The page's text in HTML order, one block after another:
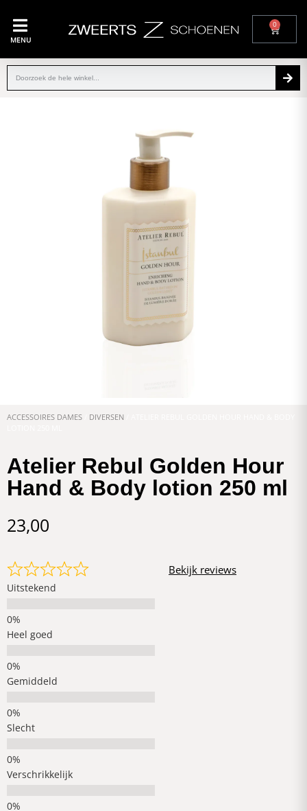
MENU
0
ACCESSOIRES DAMES DIVERSEN
Atelier Rebul Golden Hour
Hand & Body lotion 250 ml
23,00
Uitstekend
Heel goed
Gemiddeld
Slecht
Verschrikkelijk
Bekijk reviews